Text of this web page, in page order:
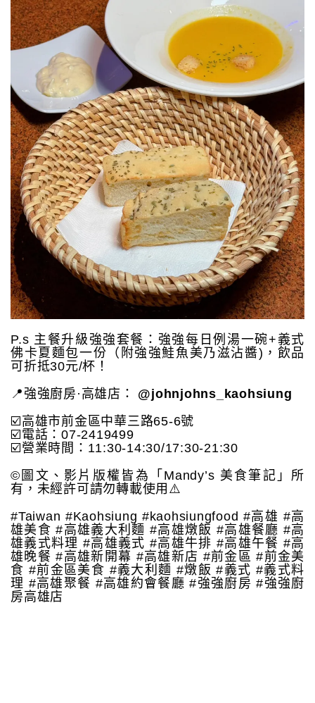
P.s 主餐升級強強套餐：強強每日例湯一碗+義式
佛卡夏麵包一份（附強強鮭魚美乃滋沾醬)，飲品
可折抵30元/杯！
📍強強廚房·高雄店： @johnjohns_kaohsiung
☑️高雄市前金區中華三路65-6號
☑️電話：07-2419499
☑️營業時間：11:30-14:30/17:30-21:30
©️圖文、影片版權皆為「Mandy’s 美食筆記」所
有，未經許可請勿轉載使用⚠️
#Taiwan #Kaohsiung #kaohsiungfood #高雄 #高
雄美食 #高雄義大利麵 #高雄燉飯 #高雄餐廳 #高
雄義式料理 #高雄義式 #高雄牛排 #高雄午餐 #高
雄晚餐 #高雄新開幕 #高雄新店 #前金區 #前金美
食 #前金區美食 #義大利麵 #燉飯 #義式 #義式料
理 #高雄聚餐 #高雄約會餐廳 #強強廚房 #強強廚
房高雄店